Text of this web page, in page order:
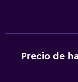
con ducha y
tipo lluvia. Es
Precio de